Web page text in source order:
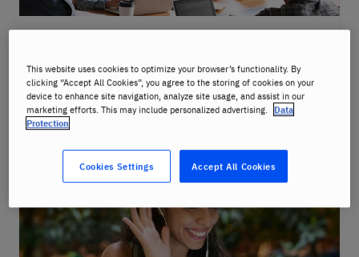
Más información
This website uses cookies to optimize your browser’s functionality. By
clicking “Accept All Cookies”, you agree to the storing of cookies on your
device to enhance site navigation, analyze site usage, and assist in our
marketing efforts. This may include personalized advertising. Data
Protection
Accept All Cookies
Cookies Settings